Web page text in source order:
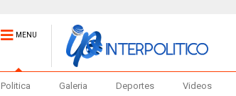
MENU
Politica Galeria Deportes Videos